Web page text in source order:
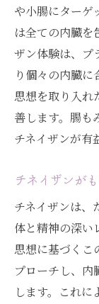
ランスを
チネ
表参
心身
表参
内臓
表参道で
な選択肢
老廃
表参
体内
ン
や小腸にターゲ
は全ての内臓を
ザン体験は、プ
り個々の内臓
思想を取り入れ
善します。腸も
チネイザンが有
チネイザンが
チネイザンは、
体と精神の深い
思想に基づくこ
プローチし、内
します。これ